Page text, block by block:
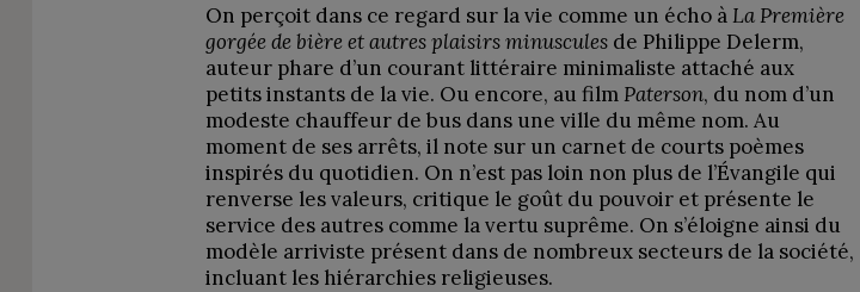
On perçoit dans ce regard sur la vie comme un écho à La Première
gorgée de bière et autres plaisirs minuscules de Philippe Delerm,
auteur phare d’un courant littéraire minimaliste attaché aux
petits instants de la vie. Ou encore, au film Paterson, du nom d’un
modeste chauffeur de bus dans une ville du même nom. Au
moment de ses arrêts, il note sur un carnet de courts poèmes
inspirés du quotidien. On n’est pas loin non plus de l’Évangile qui
renverse les valeurs, critique le goût du pouvoir et présente le
service des autres comme la vertu suprême. On s’éloigne ainsi du
modèle arriviste présent dans de nombreux secteurs de la société,
incluant les hiérarchies religieuses.